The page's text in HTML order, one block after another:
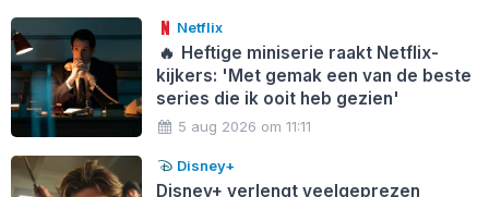
Netflix
🔥 Heftige miniserie raakt Netflix-
kijkers: 'Met gemak een van de beste
series die ik ooit heb gezien'
5 aug 2026 om 11:11
Disney+
Disney+ verlengt veelgeprezen